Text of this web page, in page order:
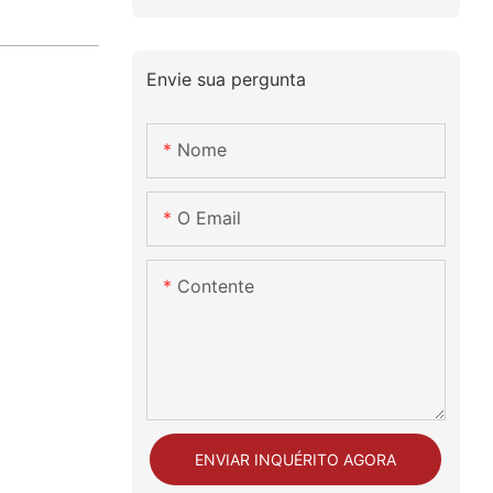
Envie sua pergunta
Nome
O Email
Contente
ENVIAR INQUÉRITO AGORA